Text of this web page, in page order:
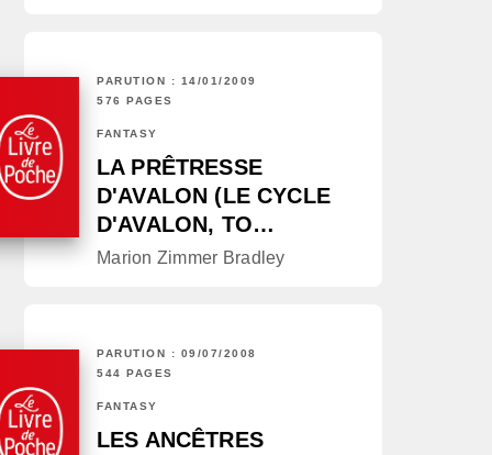
PARUTION : 14/01/2009
576 PAGES
FANTASY
LA PRÊTRESSE
D'AVALON (LE CYCLE
D'AVALON, TO…
Marion Zimmer Bradley
PARUTION : 09/07/2008
544 PAGES
FANTASY
LES ANCÊTRES